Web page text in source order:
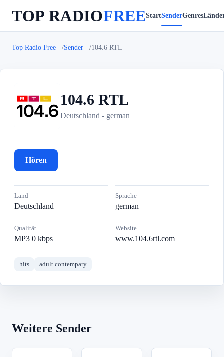
TOP RADIOFREEStartSenderGenres
Top Radio Free Sender 104.6 RTL
1 104.6 RTL
Deutschland - german
Hören
Land
Deutschland
Sprache
german
Qualität
MP3 0 kbps
Website
www.104.6rtl.com
hits adult contempary
Weitere Sender